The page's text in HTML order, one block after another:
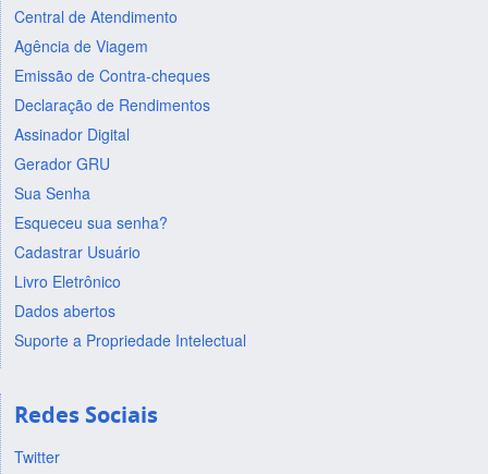
Central de Atendimento
Agência de Viagem
Emissão de Contra-cheques
Declaração de Rendimentos
Assinador Digital
Gerador GRU
Sua Senha
Esqueceu sua senha?
Cadastrar Usuário
Livro Eletrônico
Dados abertos
Suporte a Propriedade Intelectual
Redes Sociais
Twitter